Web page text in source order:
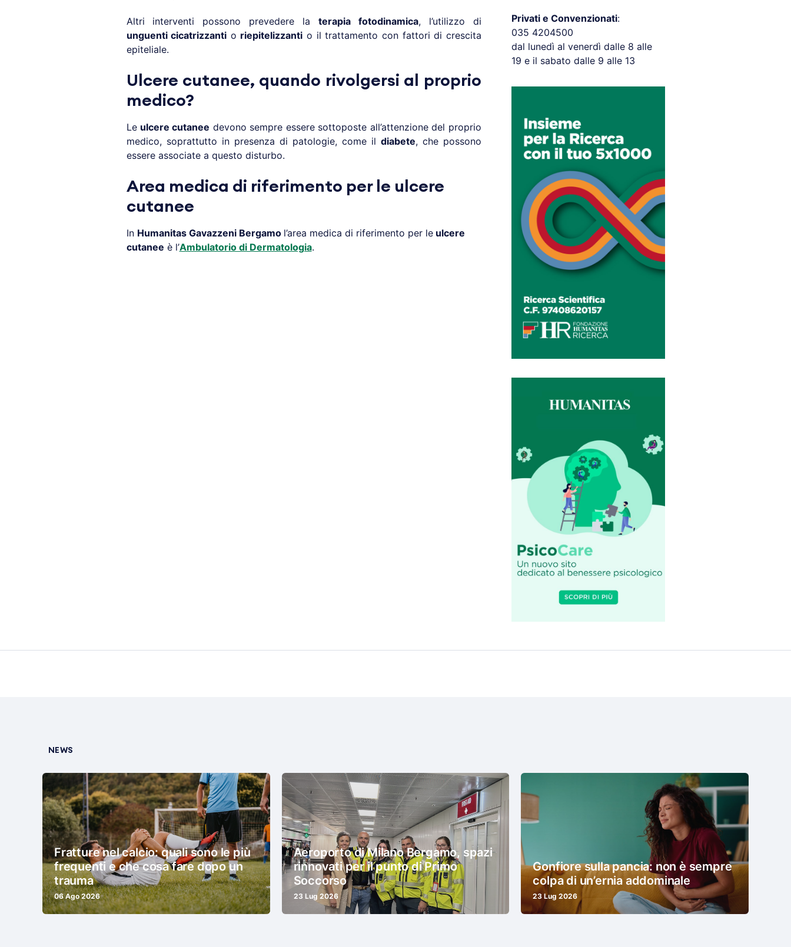
Altri interventi possono prevedere laterapia fotodinamica, l’utilizzo di
unguenti cicatrizzanti o riepitelizzanti o il trattamento con fattori di crescita
epiteliale.
Ulcere cutanee, quando rivolgersi al proprio
medico?
Le ulcere cutanee devono sempre essere sottoposte all’attenzione del proprio
medico, soprattutto in presenza di patologie, come il diabete, che possono
essere associate a questo disturbo.
Area medica di riferimento per le ulcere
cutanee
In Humanitas GavazzeniBergamo l’area medica di riferimento per leulcere
cutanee è l’Ambulatorio di Dermatologia.
Privati e Convenzionati:
035 4204500
dal lunedì al venerdì dalle 8 alle
19 e il sabato dalle 9 alle 13
NEWS
Fratture nel calcio: quali sono le più
frequenti e che cosa fare dopo un
trauma
06 Ago 2026
Aeroporto di Milano Bergamo, spazi
rinnovati per il punto di Primo
Soccorso
23 Lug 2026
Gonfiore sulla pancia: non è sempre
colpa di un’ernia addominale
23 Lug 2026